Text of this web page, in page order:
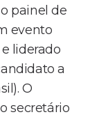
painel de
evento
liderado
a
O
secretário